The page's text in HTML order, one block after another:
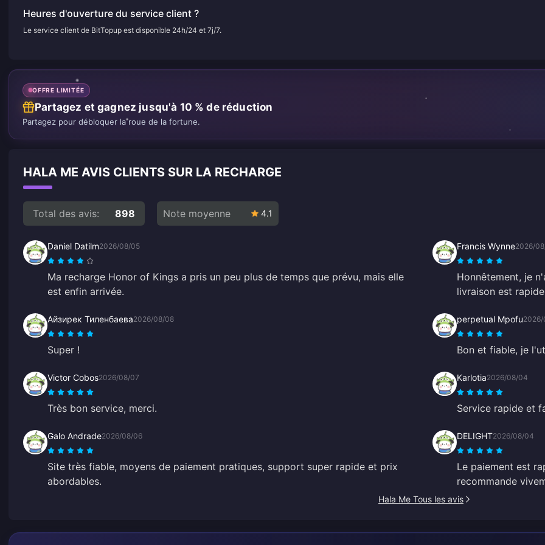
Heures d'ouverture du service client ?
Le service client de BitTopup est disponible 24h/24 et 7j/7.
OFFRE LIMITÉE
Partagez et gagnez jusqu'à 10 % de réduction
Partagez pour débloquer la roue de la fortune.
HALA ME AVIS CLIENTS SUR LA RECHARGE
Total des avis: 898 Note moyenne 4.1
Daniel Datilm2026/08/05
Ma recharge Honor of Kings a pris un peu plus de temps que prévu, mais elle
est enfin arrivée.
Francis Wynne2026/
Honnêtement, je
livraison est
Айзирек Тиленбаева2026/08/08
Super !
perpetual Mpofu
Bon et fiable, je
Victor Cobos2026/08/07
Très bon service, merci.
Karlotia2026/08/04
Service rapide et
Galo Andrade2026/08/06
Site très fiable, moyens de paiement pratiques, support super rapide et prix
abordables.
DELIGHT2026/08/04
Le paiement est
recommande
Hala Me Tous les avis